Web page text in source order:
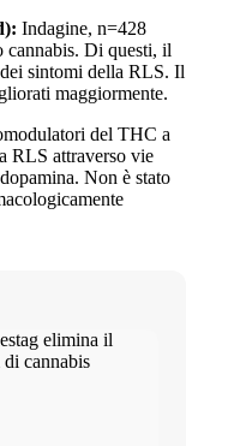
Indagine, n=428
cannabis. Di questi, il
sintomi della RLS. Il
maggiormente.
del THC a
RLS attraverso vie
Non è stato